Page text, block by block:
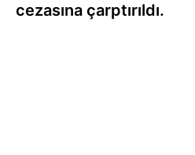
cezasına çarptırıldı.